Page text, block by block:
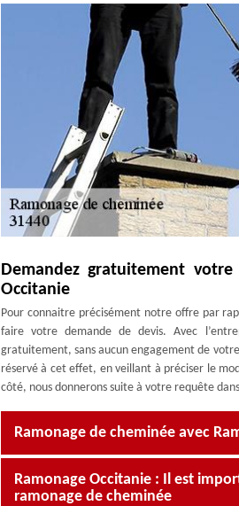
Demandez gratuitement
Occitanie
Pour connaitre précisément notre offre par
faire votre demande de devis. Avec
gratuitement, sans aucun engagement de
réservé à cet effet, en veillant à préciser le
côté, nous donnerons suite à votre requête
Ramonage de cheminée avec
Ramonage Occitanie : Il est
ramonage de cheminée